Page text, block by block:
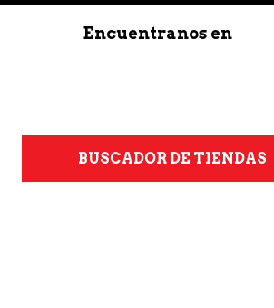
Encuentranos en
BUSCADOR DE TIENDAS